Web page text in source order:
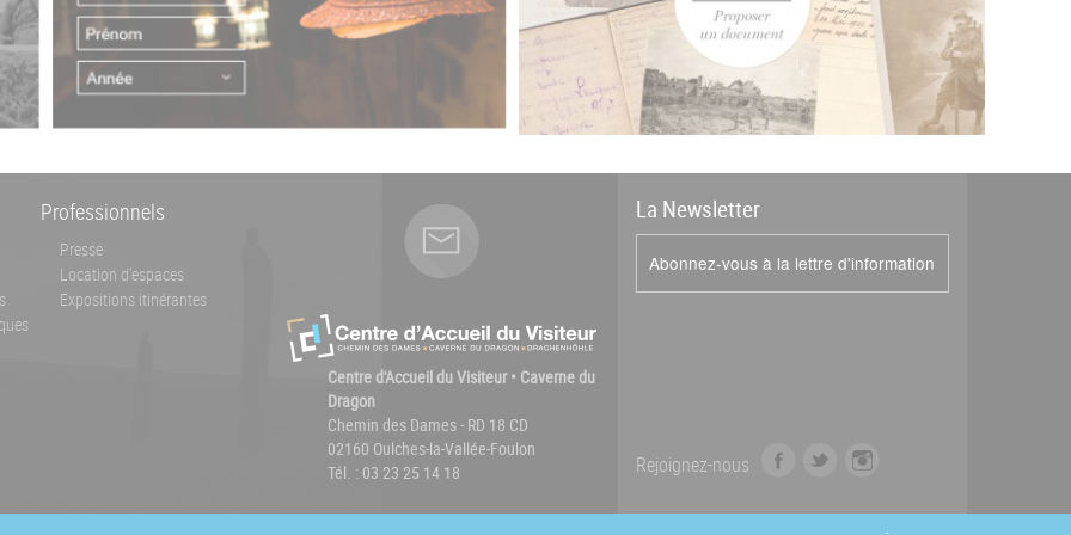
Professionnels
Presse
Location d'espaces
Expositions itinérantes
Centre d'Accueil du Visiteur • Caverne du
Dragon
Chemin des Dames - RD 18 CD
02160 Oulches-la-Vallée-Foulon
Tél. : 03 23 25 14 18
La Newsletter
Abonnez-vous à la lettre d'information
Rejoignez-nous